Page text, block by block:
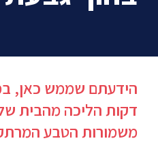
הידעתם שממש כאן,
דקות הליכה מהבית
משמורות הטבע